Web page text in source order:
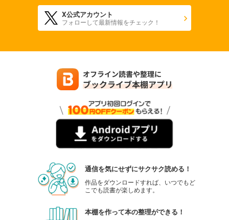
X公式アカウント
フォローして最新情報をチェック！
通信を気にせずにサクサク読める！
作品をダウンロードすれば、いつでもど
こでも読書が楽しめます。
本棚を作って本の整理ができる！